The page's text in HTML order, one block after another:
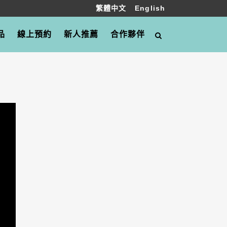
繁體中文 English
線上預約 新人推薦 合作夥伴